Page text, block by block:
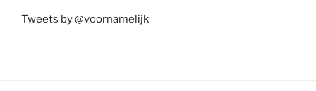
Tweets by @voornamelijk